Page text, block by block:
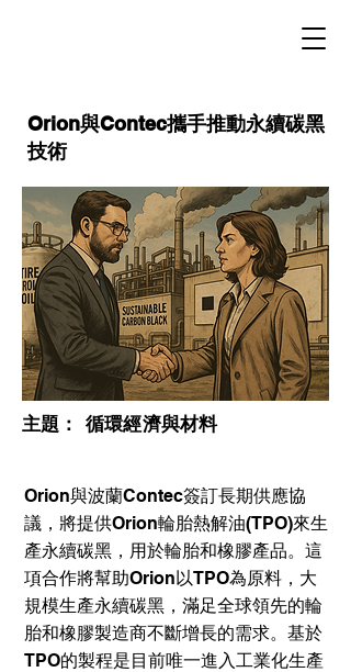
Orion與Contec攜手推動永續碳黑
技術
​主題： 循環經濟與材料
Orion與波蘭Contec簽訂長期供應協
議，將提供Orion輪胎熱解油(TPO)來生
產永續碳黑，用於輪胎和橡膠產品。這
項合作將幫助Orion以TPO為原料，大
規模生產永續碳黑，滿足全球領先的輪
胎和橡膠製造商不斷增長的需求。基於
TPO的製程是目前唯一進入工業化生產